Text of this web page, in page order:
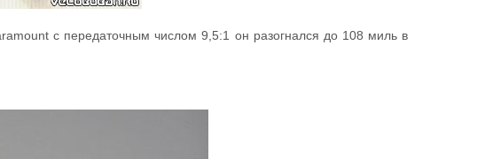
с передаточным числом 9,5:1 он разогнался до 108 миль в